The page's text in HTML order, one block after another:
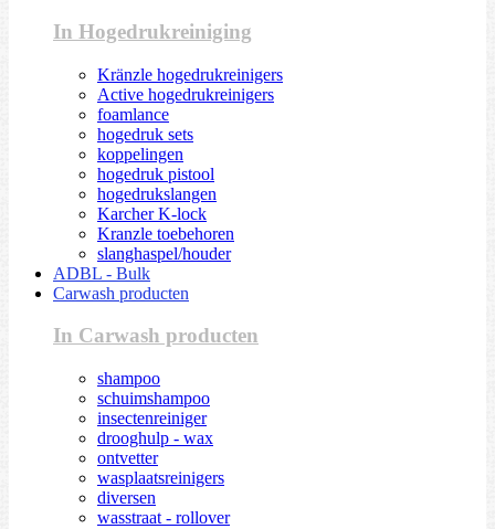
In Hogedrukreiniging
Kränzle hogedrukreinigers
Active hogedrukreinigers
foamlance
hogedruk sets
koppelingen
hogedruk pistool
hogedrukslangen
Karcher K-lock
Kranzle toebehoren
slanghaspel/houder
ADBL - Bulk
Carwash producten
In Carwash producten
shampoo
schuimshampoo
insectenreiniger
drooghulp - wax
ontvetter
wasplaatsreinigers
diversen
wasstraat - rollover